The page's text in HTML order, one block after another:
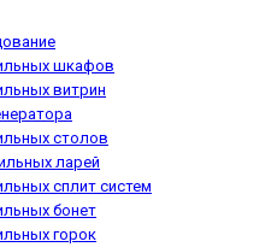
шкафов
витрин
столов
ларей
сплит систем
бонет
горок